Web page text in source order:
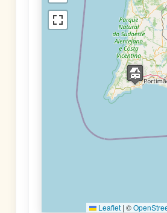
Leaflet | ©